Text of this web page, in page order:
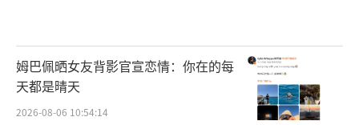
姆巴佩晒女友背影官宣恋情：你在的每
天都是晴天
2026-08-06 10:54:14